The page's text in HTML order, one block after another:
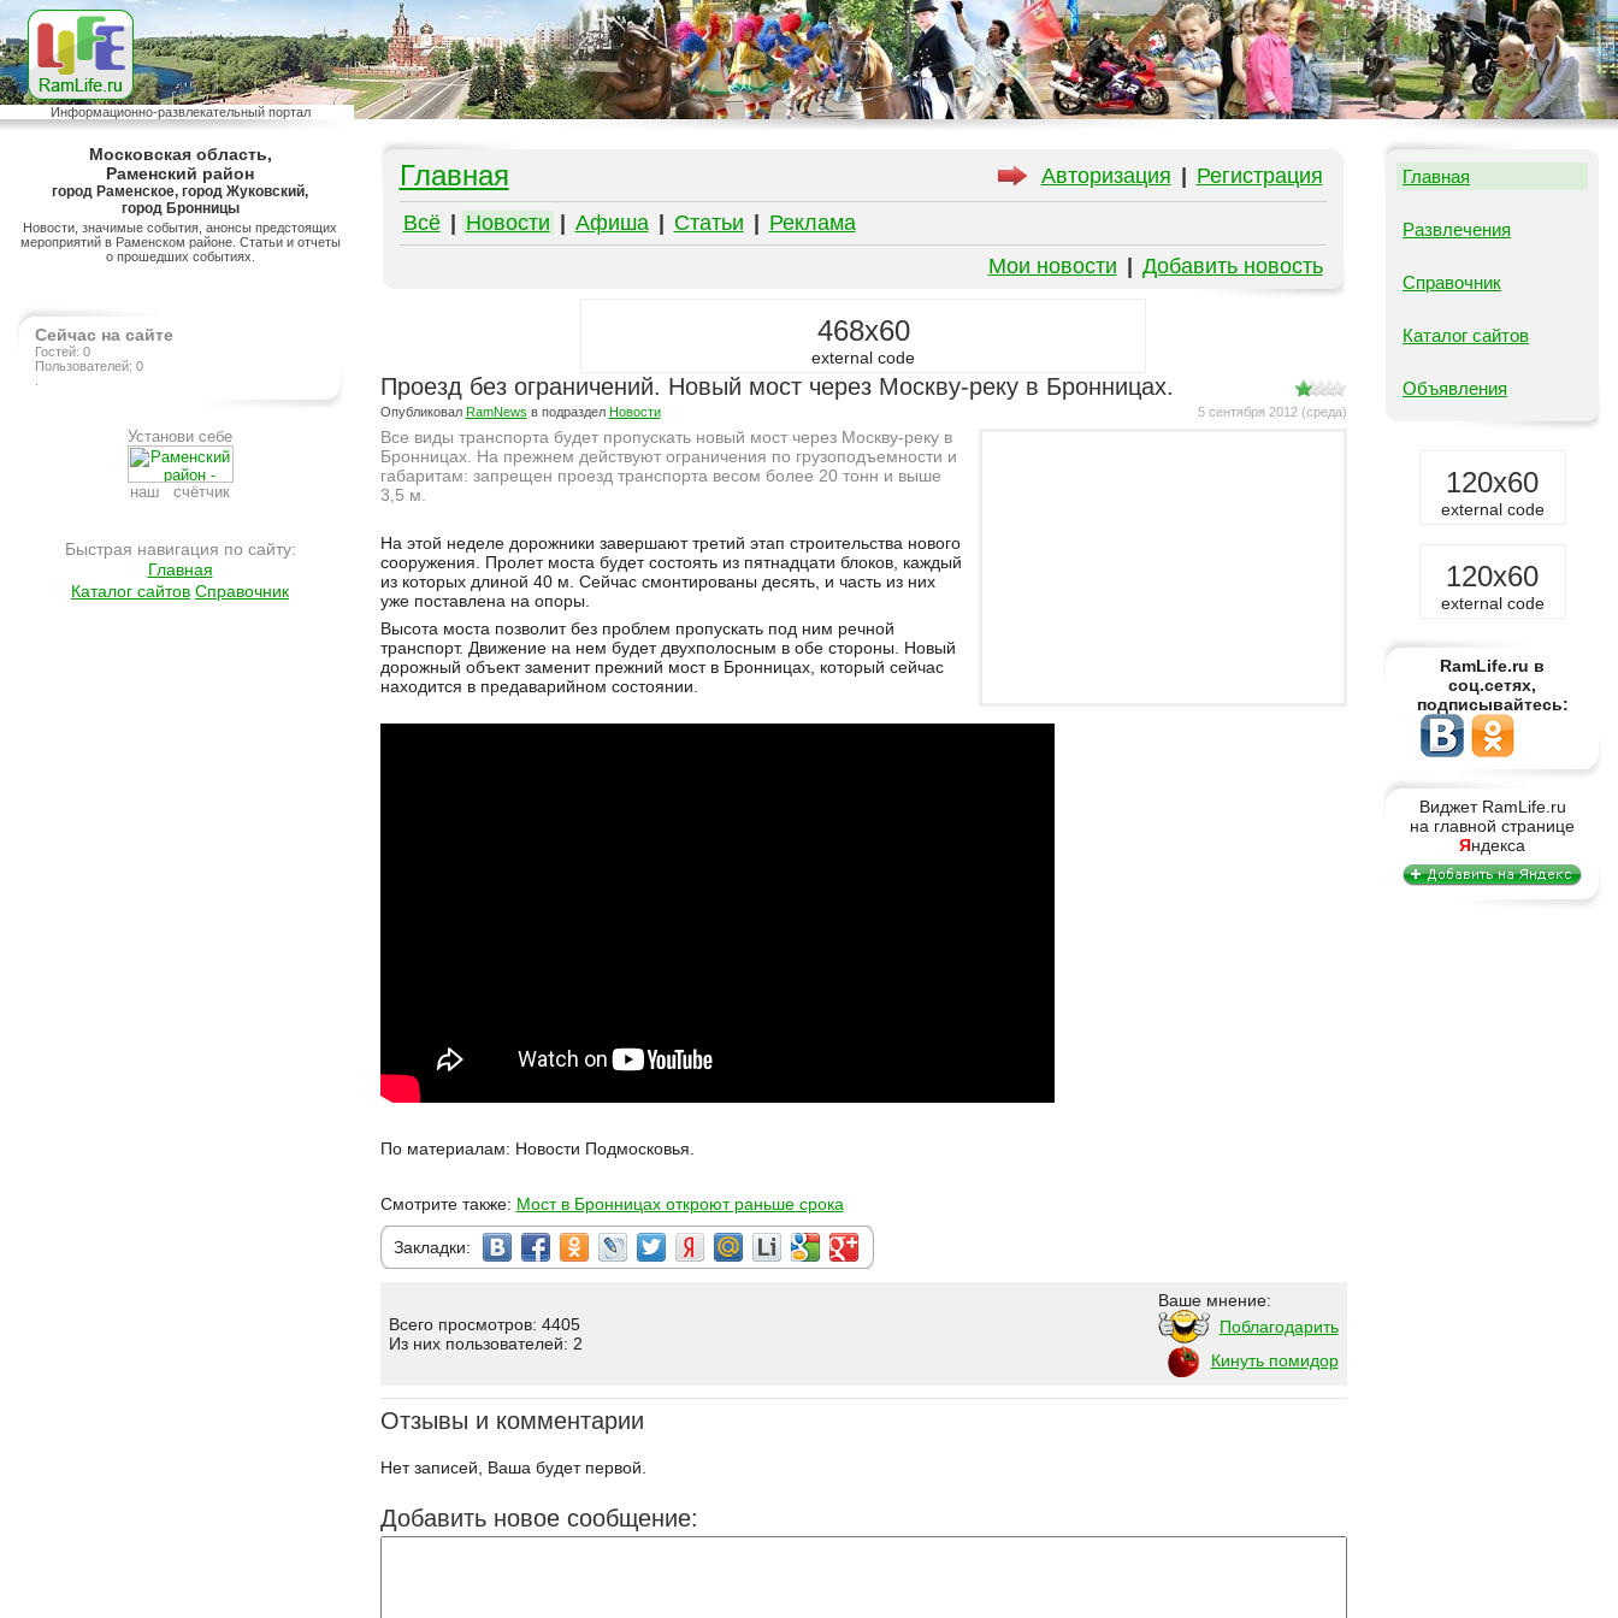
Информационно-развлекательный портал
Московская область,
Раменский район
город Раменское, город Жуковский,
город Бронницы
Новости, значимые события, анонсы предстоящих
мероприятий в Раменском районе. Статьи и отчеты
о прошедших событиях.
Сейчас на сайте
Гостей: 0
Пользователей: 0
Установи себе
наш счётчик
Быстрая навигация по сайту:
Главная
Каталог сайтов Справочник
Авторизация Регистрация
Главная
Всё Новости Афиша Статьи
Реклама
Мои новости
Добавить новость
468x60
external code
Проезд без ограничений. Новый мост через Москву-реку в Бронницах.
5 сентября 2012 (среда)
Опубликовал RamNews в подраздел Новости
Все виды транспорта будет пропускать новый мост через Москву-реку в
Бронницах. На прежнем действуют ограничения по грузоподъемности и
габаритам: запрещен проезд транспорта весом более 20 тонн и выше
3,5 м.
На этой неделе дорожники завершают третий этап строительства нового
сооружения. Пролет моста будет состоять из пятнадцати блоков, каждый
из которых длиной 40 м. Сейчас смонтированы десять, и часть из них
уже поставлена на опоры.
Высота моста позволит без проблем пропускать под ним речной
транспорт. Движение на нем будет двухполосным в обе стороны. Новый
дорожный объект заменит прежний мост в Бронницах, который сейчас
находится в предаварийном состоянии.
По материалам: Новости Подмосковья.
Смотрите также: Мост в Бронницах откроют раньше срока
Закладки:
Всего просмотров: 4405
Из них пользователей: 2
Ваше мнение:
Поблагодарить
Кинуть помидор
Отзывы и комментарии
Нет записей, Ваша будет первой.
Добавить новое сообщение:
Главная
Развлечения
Справочник
Каталог сайтов
Объявления
120x60
external code
120x60
external code
RamLife.ru в
соц.сетях,
подписывайтесь:
Виджет RamLife.ru
на главной странице
Яндекса